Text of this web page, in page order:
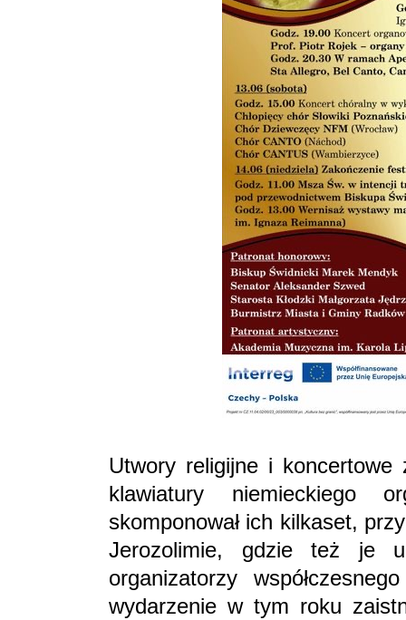
Utwory religijne i koncertowe
klawiatury niemieckiego
skomponował ich kilkaset,
Jerozolimie, gdzie też je
organizatorzy
wydarzenie w tym roku